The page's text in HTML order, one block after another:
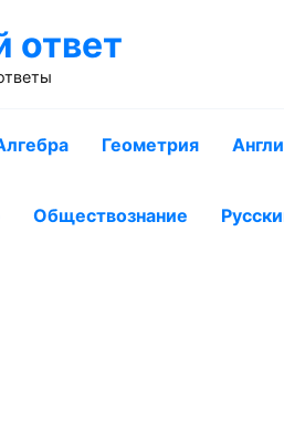
ответ
Геометрия
Обществознание